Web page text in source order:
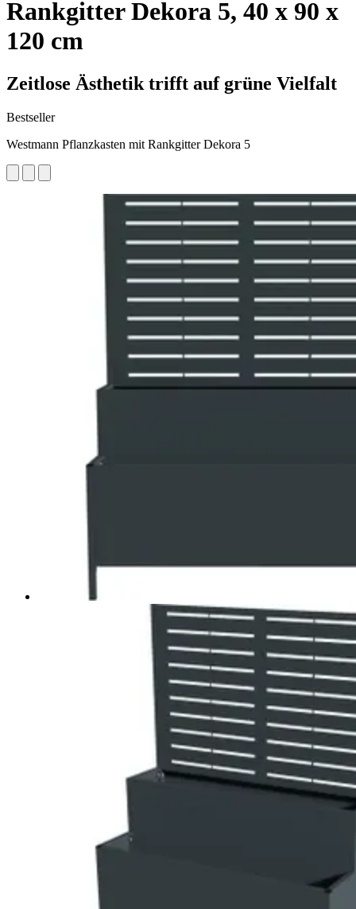
Rankgitter Dekora 5, 40 x 90 x
120 cm
Zeitlose Ästhetik trifft auf grüne Vielfalt
Bestseller
Westmann Pflanzkasten mit Rankgitter Dekora 5